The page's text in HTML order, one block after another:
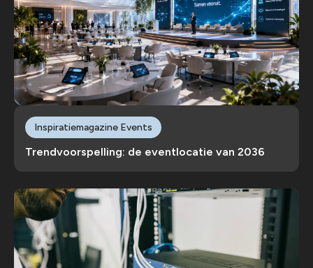
Trendvoorspelling: de eventlocatie van 2036
Inspiratiemagazine Events